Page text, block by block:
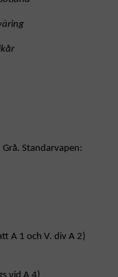
Standarvapen:
1 och V. div A 2)